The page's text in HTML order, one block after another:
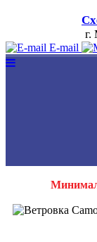
г.
E-mail